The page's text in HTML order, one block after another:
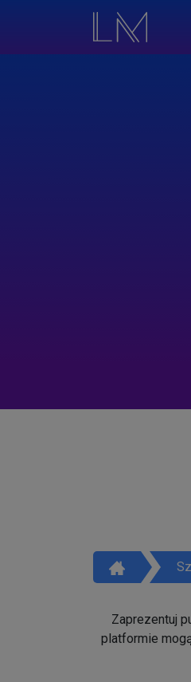
Zaprezentuj
platformie